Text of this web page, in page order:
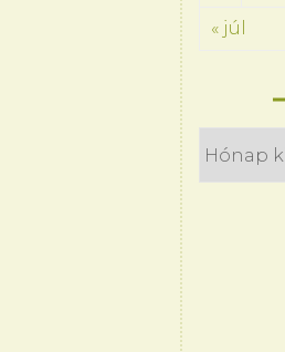
« júl